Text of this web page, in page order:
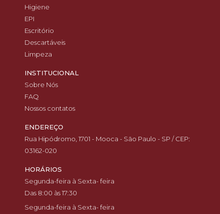
Higiene
EPI
Escritório
Descartáveis
Limpeza
INSTITUCIONAL
Sobre Nós
FAQ
Nossos contatos
ENDEREÇO
Rua Hipódromo, 1701 - Mooca - São Paulo - SP / CEP:
03162-020
HORÁRIOS
Segunda-feira à Sexta- feira
Das 8:00 às 17:30
Segunda-feira à Sexta- feira